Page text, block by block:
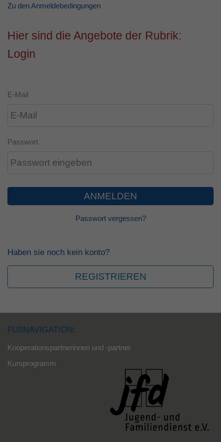
Zu den Anmeldebedingungen
Hier sind die Angebote der Rubrik:
Login
E-Mail
Passwort
ANMELDEN
Passwort vergessen?
Haben sie noch kein konto?
REGISTRIEREN
FUßNAVIGATION:
Kooperationspartnerinnen und -partner
Kursprogramm
Dieses Cookie wird verwendet, um Ihre